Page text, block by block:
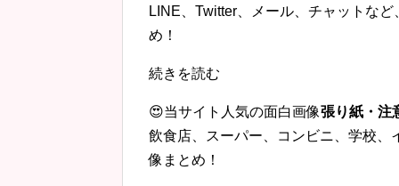
LINE、Twitter、メール、チャットな
め！
続きを読む
😍当サイト人気の面白画像張り紙・注
飲食店、スーパー、コンビニ、学校
像まとめ！